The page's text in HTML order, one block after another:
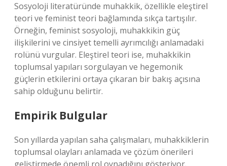
Sosyoloji literatüründe muhakkik, özellikle eleştirel
teori ve feminist teori bağlamında sıkça tartışılır.
Örneğin, feminist sosyoloji, muhakkikin güç
ilişkilerini ve cinsiyet temelli ayrımcılığı anlamadaki
rolünü vurgular. Eleştirel teori ise, muhakkikin
toplumsal yapıları sorgulayan ve hegemonik
güçlerin etkilerini ortaya çıkaran bir bakış açısına
sahip olduğunu belirtir.
Empirik Bulgular
Son yıllarda yapılan saha çalışmaları, muhakkiklerin
toplumsal olayları anlamada ve çözüm önerileri